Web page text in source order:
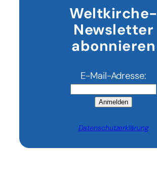
Weltkirche-
Newsletter
abonnieren
E-Mail-Adresse:
Anmelden
Datenschutzerklärung